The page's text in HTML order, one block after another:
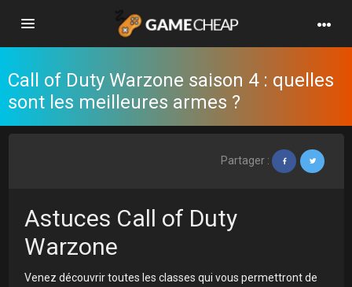
Basculer
la
Call of Duty Warzone saison 4 : quelles
sont les meilleures armes ?
Partager :
Astuces Call of Duty
Warzone
Venez découvrir toutes les classes qui vous permettront de